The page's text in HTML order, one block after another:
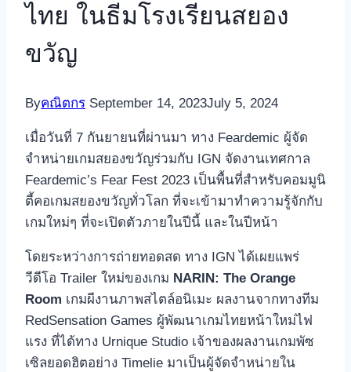
ไทย ในธีมโรงเรียนสยอง
ขวัญ
Byคณิตกร September 14, 2023July 5, 2024
เมื่อวันที่ 7 กันยายนที่ผ่านมา ทาง Feardemic ผู้จัด
จำหน่ายเกมสยองขวัญร่วมกับ IGN จัดงานเทศกาล
Feardemic’s Fear Fest 2023 เป็นพื้นที่สำหรับคอมมูนิ
ตี้คอเกมสยองขวัญทั่วโลก ที่จะเข้ามาทำความรู้จักกับ
เกมใหม่ๆ ที่จะเปิดตัวภายในปีนี้ และในปีหน้า
โดยระหว่างการถ่ายทอดสด ทาง IGN ได้เผยแพร่
วีดีโอ Trailer ใหม่ของเกม NARIN: The Orange
Room เกมผีงานภาพสไตล์อนิเมะ ผลงานจากทางทีม
RedSensation Games ผู้พัฒนาเกมไทยหน้าใหม่ไฟ
แรง ที่ได้ทาง Urnique Studio เจ้าของผลงานเกมพัซ
เซิลยอดฮิตอย่าง Timelie มาเป็นผู้จัดจำหน่ายใน